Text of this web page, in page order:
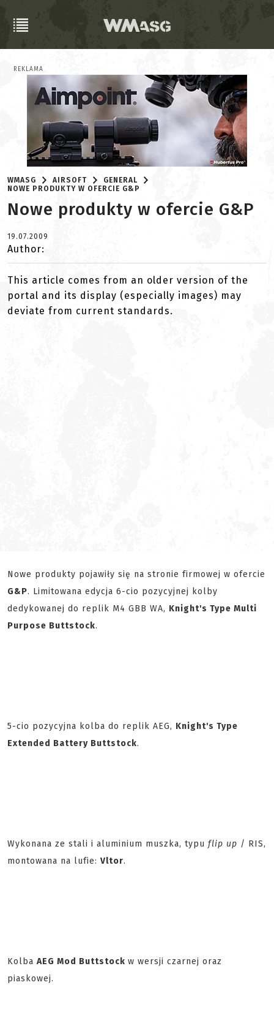
REKLAMA
WMASG AIRSOFT
GENERAL
NOWE PRODUKTY W OFERCIE G&P
Nowe produkty w ofercie G&P
19.07.2009
Author:
This article comes from an older version of the
portal and its display (especially images) may
deviate from current standards.
Nowe produkty pojawiły się na stronie firmowej w ofercie
G&P. Limitowana edycja 6-cio pozycyjnej kolby
dedykowanej do replik M4 GBB WA, Knight's Type Multi
Purpose Buttstock.
5-cio pozycyjna kolba do replik AEG, Knight's Type
Extended Battery Buttstock.
Wykonana ze stali i aluminium muszka, typu flip up / RIS,
montowana na lufie: Vltor.
Kolba AEG Mod Buttstock w wersji czarnej oraz
piaskowej.